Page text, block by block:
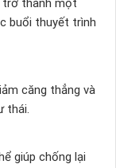
trở thành một
buổi thuyết trình
căng thẳng và
thái.
giúp chống lại